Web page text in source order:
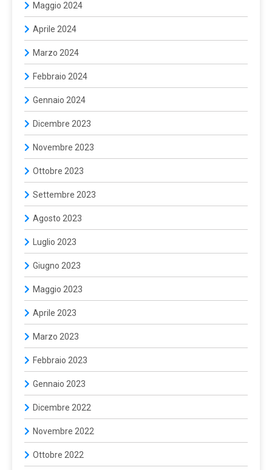
Maggio 2024
Aprile 2024
Marzo 2024
Febbraio 2024
Gennaio 2024
Dicembre 2023
Novembre 2023
Ottobre 2023
Settembre 2023
Agosto 2023
Luglio 2023
Giugno 2023
Maggio 2023
Aprile 2023
Marzo 2023
Febbraio 2023
Gennaio 2023
Dicembre 2022
Novembre 2022
Ottobre 2022